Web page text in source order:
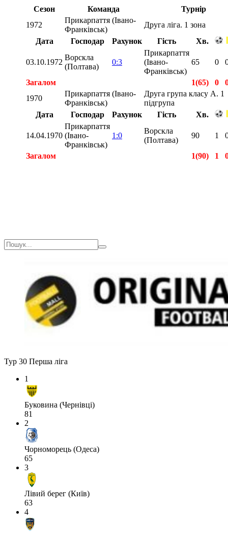
Сезон Команда
Турнір
1972
Прикарпаття (Івано-
Франківськ)
Друга ліга. 1 зона
Дата
Господар Рахунок Гість Хв.
03.10.1972
Ворскла
(Полтава)
0:3
Прикарпаття
(Івано-
Франківськ)
65 0
Загалом 1(65) 0
1970
Прикарпаття (Івано-
Франківськ)
Друга група класу А. 1
підгрупа
Дата
Господар Рахунок Гість Хв.
14.04.1970
Прикарпаття
(Івано-
Франківськ)
1:0
Ворскла
(Полтава)
90 1
Загалом 1(90) 1
Тур 30 Перша ліга
1
Буковина (Чернівці)
81
2
Чорноморець (Одеса)
65
3
Лівий берег (Київ)
63
4